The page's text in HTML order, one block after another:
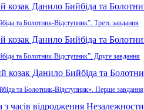
та Болотник-Відступник”. Третє завдання
та Болотник-Відступник”. Друге завдання
та Болотник-Відступник». Перше завдання